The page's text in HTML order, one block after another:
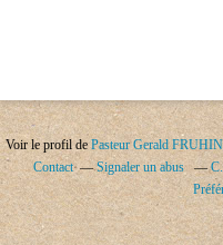
Voir le profil de Pasteur Gerald
Contact
Signaler un abus